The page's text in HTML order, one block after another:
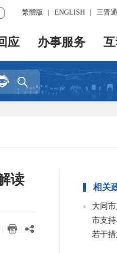
繁體版 ENGLISH 三晋通
应 办事服务

读
 
相关
大同
市支
若干